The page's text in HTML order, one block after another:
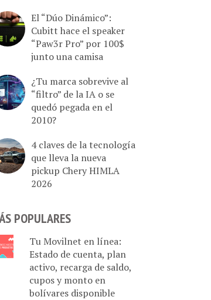
El “Dúo Dinámico”:
Cubitt hace el speaker
“Paw3r Pro” por 100$
junto una camisa
¿Tu marca sobrevive al
“filtro” de la IA o se
quedó pegada en el
2010?
4 claves de la tecnología
que lleva la nueva
pickup Chery HIMLA
2026
POPULARES
Tu Movilnet en línea:
Estado de cuenta, plan
activo, recarga de saldo,
cupos y monto en
bolívares disponible